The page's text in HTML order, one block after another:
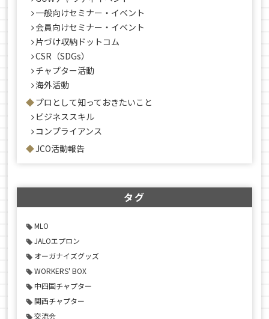
一般向けセミナー・イベント
会員向けセミナー・イベント
片づけ収納ドットコム
CSR（SDGs）
チャプター活動
海外活動
プロとして知っておきたいこと
ビジネススキル
コンプライアンス
JCO活動報告
タグ
MLO
JALOエプロン
オーガナイズグッズ
WORKERS' BOX
中四国チャプター
関西チャプター
交流会